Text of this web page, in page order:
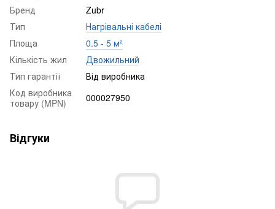
Бренд
Zubr
Тип
Нагрівальні кабелі
Площа
0.5 - 5 м²
Кількість жил
Двожильний
Тип гарантії
Від виробника
Код виробника
товару (MPN)
000027950
Відгуки